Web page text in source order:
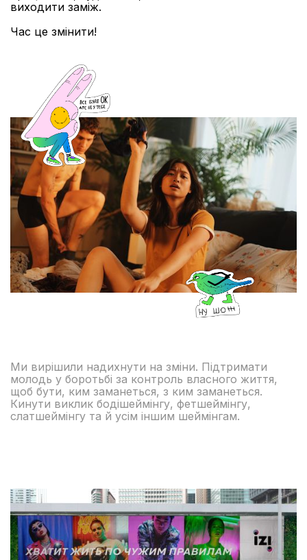
виходити заміж.
Час це змінити!
Ми вирішили надихнути на зміни. Підтримати
молодь у боротьбі за контроль власного життя,
щоб бути, ким заманеться, з ким заманеться.
Кинути виклик бодішеймінгу, фетшеймінгу,
слатшеймінгу та й усім іншим шеймінгам.